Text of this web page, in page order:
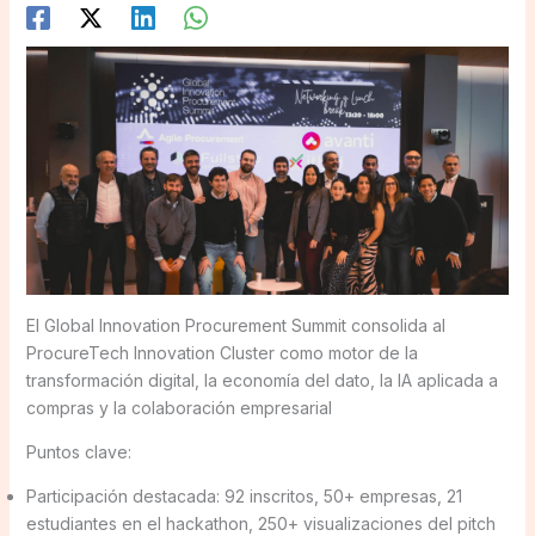
El Global Innovation Procurement Summit consolida al
ProcureTech Innovation Cluster como motor de la
transformación digital, la economía del dato, la IA aplicada a
compras y la colaboración empresarial
Puntos clave:
Participación destacada: 92 inscritos, 50+ empresas, 21
estudiantes en el hackathon, 250+ visualizaciones del pitch